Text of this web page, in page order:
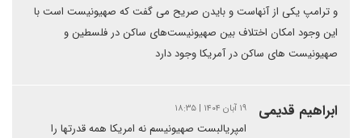
و ترامپ یکی از آنهاست و بایدن صریح می گفت که صهیونیست است با
این وجود امکان اختلاف بین صهیونیست‌های ساکن در فلسطین و
صهیونیست های ساکن در آمریکا وجود دارد
ابراهیم قدیمی ۱۹ آبان ۱۴۰۴ | ۱۸:۳۵
امپریالبست صهیونیسم نه امریکا همه قدرتها را